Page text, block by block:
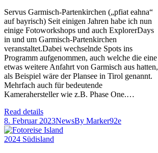
Servus Garmisch-Partenkirchen („pfiat eahna“
auf bayrisch) Seit einigen Jahren habe ich nun
einige Fotoworkshops und auch ExplorerDays
in und um Garmisch-Partenkirchen
veranstaltet.Dabei wechselnde Spots ins
Programm aufgenommen, auch welche die eine
etwas weitere Anfahrt von Garmisch aus hatten,
als Beispiel wäre der Plansee in Tirol genannt.
Mehrfach auch für bedeutende
Kamerahersteller wie z.B. Phase One.…
Read details
8. Februar 2023NewsBy Marker92e